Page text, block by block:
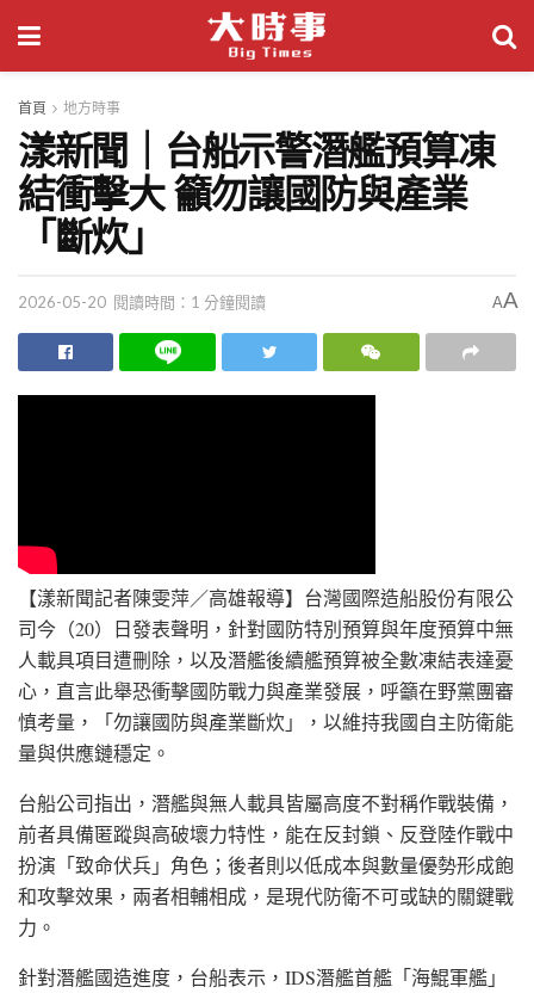
首頁 地方時事
漾新聞｜台船示警潛艦預算凍
結衝擊大 籲勿讓國防與產業
「斷炊」
2026-05-20 閱讀時間：1 分鐘閱讀 AA
【漾新聞記者陳雯萍／高雄報導】台灣國際造船股份有限公
司今（20）日發表聲明，針對國防特別預算與年度預算中無
人載具項目遭刪除，以及潛艦後續艦預算被全數凍結表達憂
心，直言此舉恐衝擊國防戰力與產業發展，呼籲在野黨團審
慎考量，「勿讓國防與產業斷炊」，以維持我國自主防衛能
量與供應鏈穩定。
台船公司指出，潛艦與無人載具皆屬高度不對稱作戰裝備，
前者具備匿蹤與高破壞力特性，能在反封鎖、反登陸作戰中
扮演「致命伏兵」角色；後者則以低成本與數量優勢形成飽
和攻擊效果，兩者相輔相成，是現代防衛不可或缺的關鍵戰
力。
針對潛艦國造進度，台船表示，IDS潛艦首艦「海鯤軍艦」